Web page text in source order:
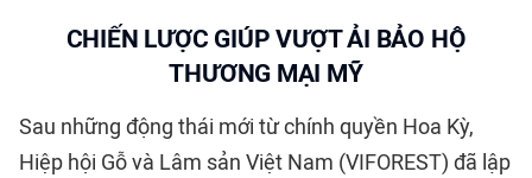
CHIẾN LƯỢC GIÚP VƯỢT ẢI BẢO HỘ
THƯƠNG MẠI MỸ
Sau những động thái mới từ chính quyền Hoa Kỳ,
Hiệp hội Gỗ và Lâm sản Việt Nam (VIFOREST) đã lập